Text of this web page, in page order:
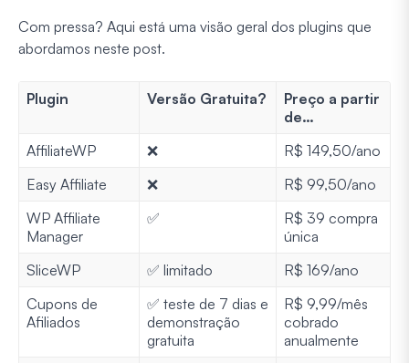
Com pressa? Aqui está uma visão geral dos plugins que
abordamos neste post.
Plugin Versão Gratuita?
Preço a partir
de…
AffiliateWP
❌
R$ 149,50/ano
Easy Affiliate
❌
R$ 99,50/ano
WP Affiliate
Manager
✅
R$ 39 compra
única
SliceWP
✅ limitado
R$ 169/ano
Cupons de
Afiliados
✅ teste de 7 dias e
demonstração
gratuita
R$ 9,99/mês
cobrado
anualmente